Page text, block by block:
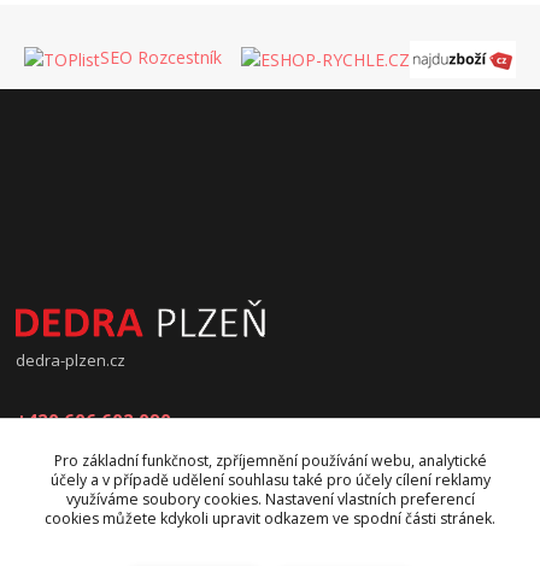
SEO Rozcestník
dedra-plzen.cz
+420 606 602 090
jana.beranova@atlas.cz
Pro základní funkčnost, zpříjemnění používání webu, analytické
účely a v případě udělení souhlasu také pro účely cílení reklamy
využíváme soubory cookies. Nastavení vlastních preferencí
cookies můžete kdykoli upravit odkazem ve spodní části stránek.